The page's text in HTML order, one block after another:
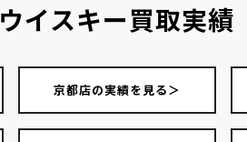
ウイスキー買取実績
京都店の実績を見る＞